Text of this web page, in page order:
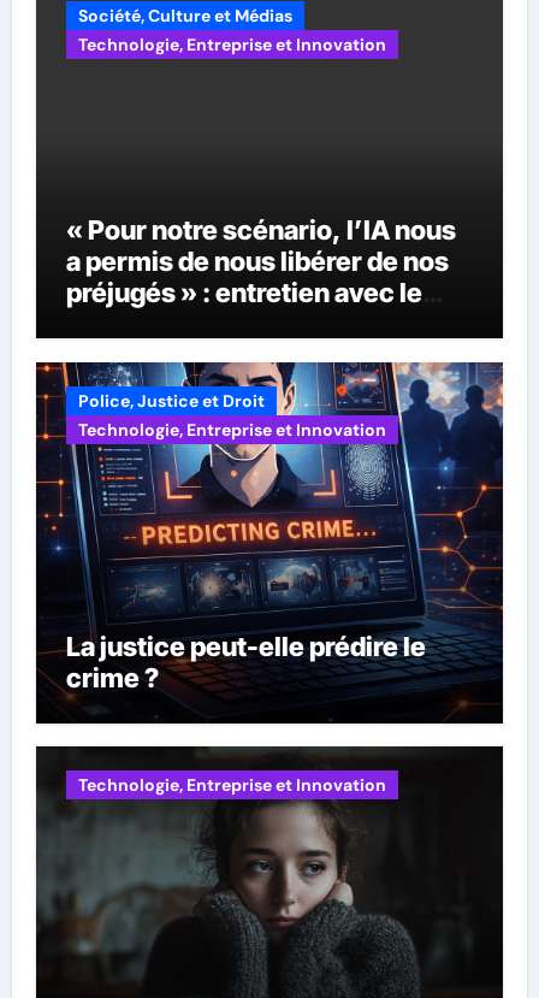
Société, Culture et Médias
Technologie, Entreprise et Innovation
« Pour notre scénario, l’IA nous
a permis de nous libérer de nos
préjugés » : entretien avec le
lauréat du World AI Film Festival
Police, Justice et Droit
Technologie, Entreprise et Innovation
La justice peut-elle prédire le
crime ?
Technologie, Entreprise et Innovation